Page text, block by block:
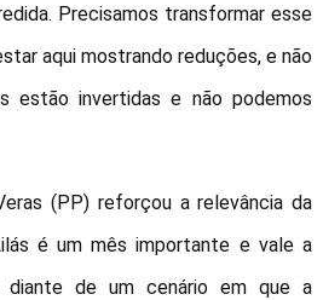
Precisamos transformar esse
aqui mostrando reduções, e não
estão invertidas e não podemos
(PP) reforçou a relevância da
é um mês importante e vale a
diante de um cenário em que a